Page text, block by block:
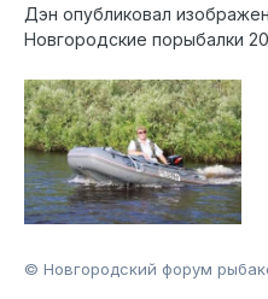
Дэн опубликовал
Новгородские порыбалки
© Новгородский форум